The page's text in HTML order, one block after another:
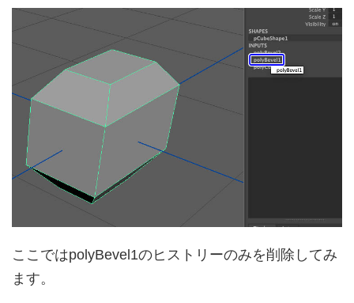
ここではpolyBevel1のヒストリーのみを削除してみ
ます。